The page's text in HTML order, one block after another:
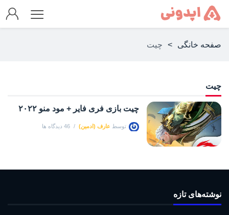
صفحه خانگی > چیت
چیت
چیت بازی فری فایر + مود منو ۲۰۲۲
توسط عارف (ادمین) 46 دیدگاه ها
نوشته‌های تازه